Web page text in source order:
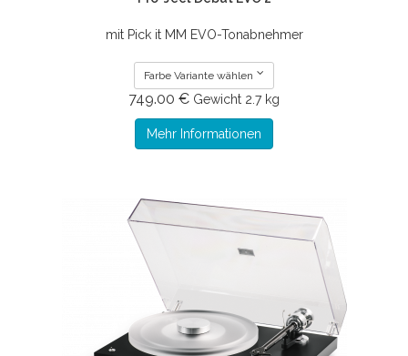
mit Pick it MM EVO-Tonabnehmer
Farbe Variante wählen
749.00 € Gewicht 2.7 kg
Mehr Informationen